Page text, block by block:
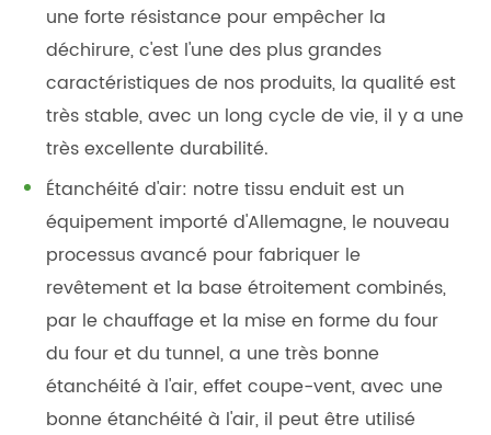
une forte résistance pour empêcher la
déchirure, c'est l'une des plus grandes
caractéristiques de nos produits, la qualité est
très stable, avec un long cycle de vie, il y a une
très excellente durabilité.
Étanchéité d'air: notre tissu enduit est un
équipement importé d'Allemagne, le nouveau
processus avancé pour fabriquer le
revêtement et la base étroitement combinés,
par le chauffage et la mise en forme du four
du four et du tunnel, a une très bonne
étanchéité à l'air, effet coupe-vent, avec une
bonne étanchéité à l'air, il peut être utilisé